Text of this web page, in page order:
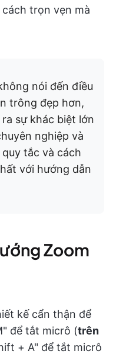
trọn vẹn mà
nói đến điều
trông đẹp hơn,
sự khác biệt lớn
nghiệp và
tắc và cách
với hướng dẫn
Zoom
kế cẩn thận để
để tắt micrô (trên
+ A" để tắt micrô